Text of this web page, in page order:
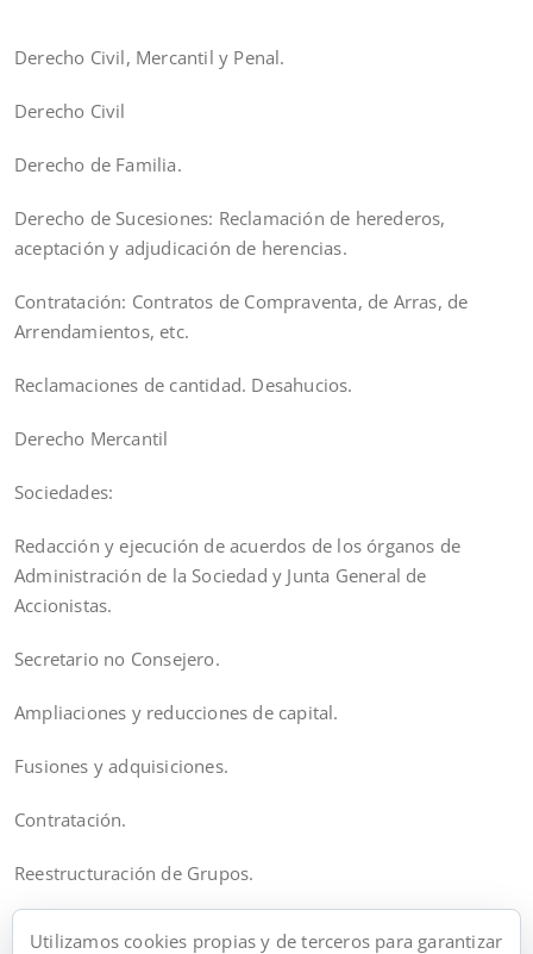
Derecho Civil, Mercantil y Penal.
Derecho Civil
Derecho de Familia.
Derecho de Sucesiones: Reclamación de herederos,
aceptación y adjudicación de herencias.
Contratación: Contratos de Compraventa, de Arras, de
Arrendamientos, etc.
Reclamaciones de cantidad. Desahucios.
Derecho Mercantil
Sociedades:
Redacción y ejecución de acuerdos de los órganos de
Administración de la Sociedad y Junta General de
Accionistas.
Secretario no Consejero.
Ampliaciones y reducciones de capital.
Fusiones y adquisiciones.
Contratación.
Reestructuración de Grupos.
Utilizamos cookies propias y de terceros para garantizar